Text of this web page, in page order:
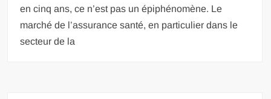
en cinq ans, ce n’est pas un épiphénomène. Le
marché de l’assurance santé, en particulier dans le
secteur de la